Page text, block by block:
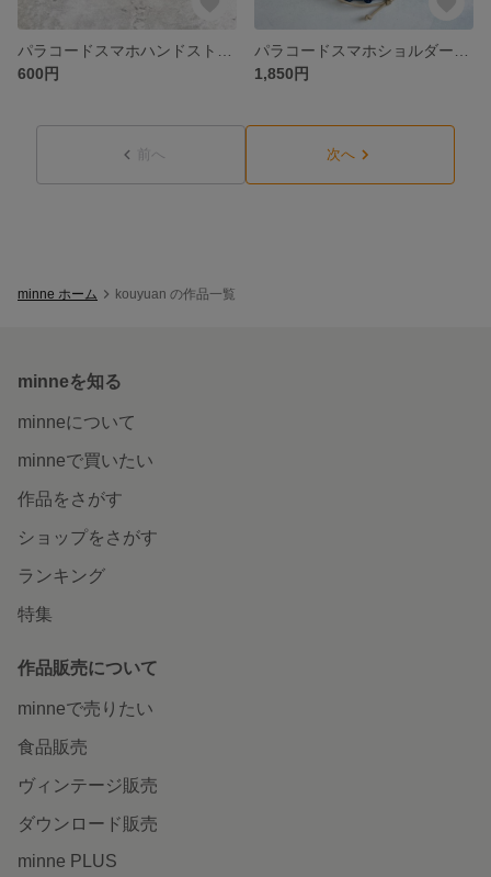
600円
1,850円
前へ 次へ
minne ホーム kouyuan の作品一覧
minneを知る
minneについて
minneで買いたい
作品をさがす
ショップをさがす
ランキング
特集
作品販売について
minneで売りたい
食品販売
ヴィンテージ販売
ダウンロード販売
minne PLUS